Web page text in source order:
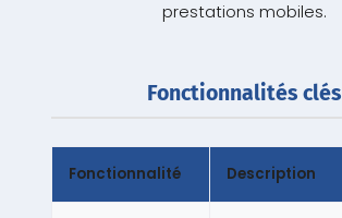
prestations mobiles.
Fonctionnalités clés
Fonctionnalité Description